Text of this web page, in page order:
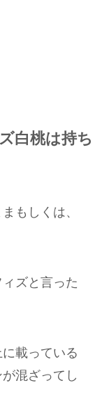
白桃は持ち
もしくは、
ズと言った
載っている
混ざってし